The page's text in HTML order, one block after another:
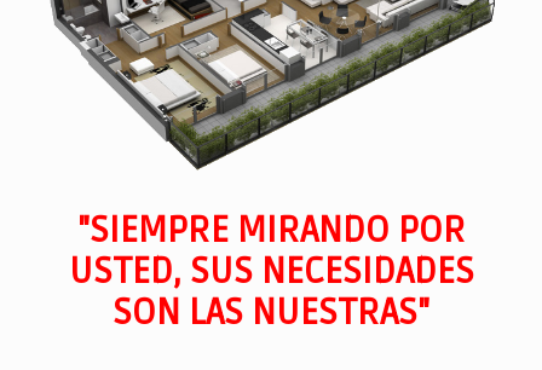
"SIEMPRE MIRANDO POR
USTED, SUS NECESIDADES
SON LAS NUESTRAS"